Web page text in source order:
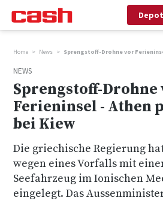
Depot
Home News Sprengstoff-Drohne vor
NEWS
Sprengstoff-Drohne
Ferieninsel - Athen
bei Kiew
Die griechische Regierung
wegen eines Vorfalls mit
Seefahrzeug im Ionischen
eingelegt. Das